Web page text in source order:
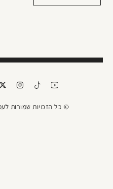
© כל הזכויות שמורות